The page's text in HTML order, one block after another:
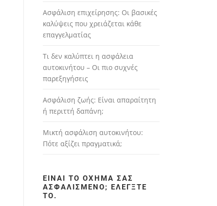
Ασφάλιση επιχείρησης: Οι βασικές
καλύψεις που χρειάζεται κάθε
επαγγελματίας
Τι δεν καλύπτει η ασφάλεια
αυτοκινήτου – Οι πιο συχνές
παρεξηγήσεις
Ασφάλιση ζωής: Είναι απαραίτητη
ή περιττή δαπάνη;
Μικτή ασφάλιση αυτοκινήτου:
Πότε αξίζει πραγματικά;
ΕΊΝΑΙ ΤΟ ΌΧΗΜΆ ΣΑΣ
ΑΣΦΑΛΙΣΜΈΝΟ; ΕΛΈΓΞΤΕ
ΤΟ.